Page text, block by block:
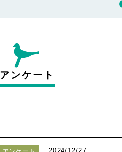
アンケート
2024/12/27